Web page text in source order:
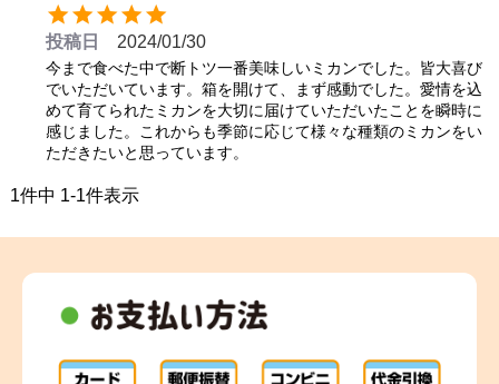
投稿日 2024/01/30
今まで食べた中で断トツ一番美味しいミカンでした。皆大喜び
でいただいています。箱を開けて、まず感動でした。愛情を込
めて育てられたミカンを大切に届けていただいたことを瞬時に
感じました。これからも季節に応じて様々な種類のミカンをい
ただきたいと思っています。
1件中 1-1件表示